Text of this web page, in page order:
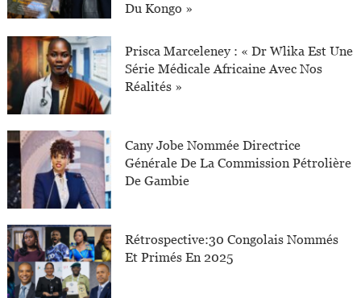
Du Kongo »
Prisca Marceleney : « Dr Wlika Est Une
Série Médicale Africaine Avec Nos
Réalités »
Cany Jobe Nommée Directrice
Générale De La Commission Pétrolière
De Gambie
Rétrospective:30 Congolais Nommés
Et Primés En 2025